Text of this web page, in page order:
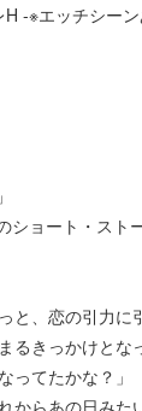
-※エッチシー
ショート・スト
と、恋の引力
きっかけとな
ってたかな？」
からあの日み